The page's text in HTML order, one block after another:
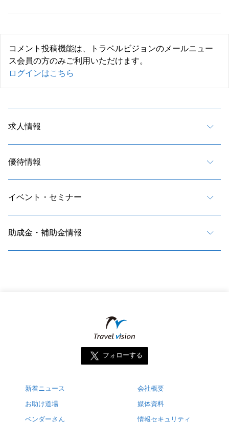
コメント投稿機能は、トラベルビジョンのメールニュー
ス会員の方のみご利用いただけます。
ログインはこちら
求人情報
優待情報
イベント・セミナー
助成金・補助金情報
フォローする
新着ニュース
お助け道場
ベンダーさん
会社概要
媒体資料
情報セキュリティ